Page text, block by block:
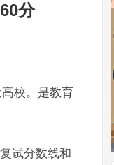
分
校。是教育
试分数线和